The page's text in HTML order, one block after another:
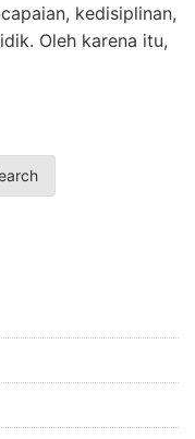
kedisiplinan,
Oleh karena itu,